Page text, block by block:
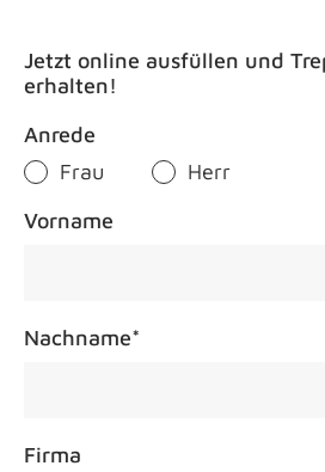
Jetzt online ausfüllen und
erhalten!
Anrede
Frau
Herr
Vorname
Nachname*
Firma